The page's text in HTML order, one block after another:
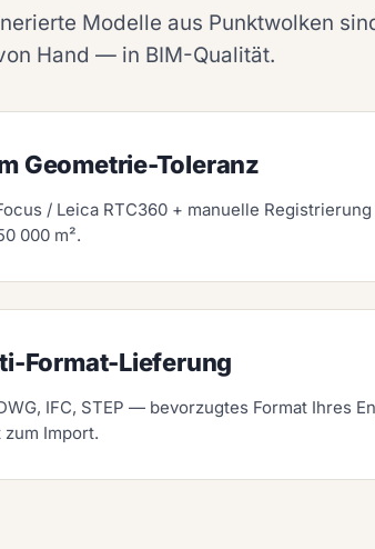
Modelle aus Punktwolken
Hand — in BIM-Qualität.
Geometrie-Toleranz
/ Leica RTC360 + manuelle
000 m².
Format-Lieferung
IFC, STEP — bevorzugtes Format Ihres
zum Import.